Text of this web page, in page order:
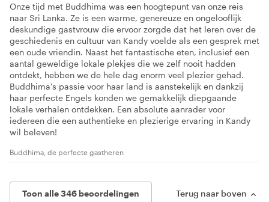
Onze tijd met Buddhima was een hoogtepunt van onze reis
naar Sri Lanka. Ze is een warme, genereuze en ongelooflijk
deskundige gastvrouw die ervoor zorgde dat het leren over de
geschiedenis en cultuur van Kandy voelde als een gesprek met
een oude vriendin. Naast het fantastische eten, inclusief een
aantal geweldige lokale plekjes die we zelf nooit hadden
ontdekt, hebben we de hele dag enorm veel plezier gehad.
Buddhima's passie voor haar land is aanstekelijk en dankzij
haar perfecte Engels konden we gemakkelijk diepgaande
lokale verhalen ontdekken. Een absolute aanrader voor
iedereen die een authentieke en plezierige ervaring in Kandy
wil beleven!
Buddhima, de perfecte gastheren
Toon alle 346 beoordelingen Terug naar boven